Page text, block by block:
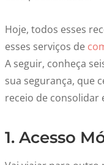
Hoje, todos esses
esses serviços de
A seguir, conheça
sua segurança, que
receio de consolidar
1. Acesso